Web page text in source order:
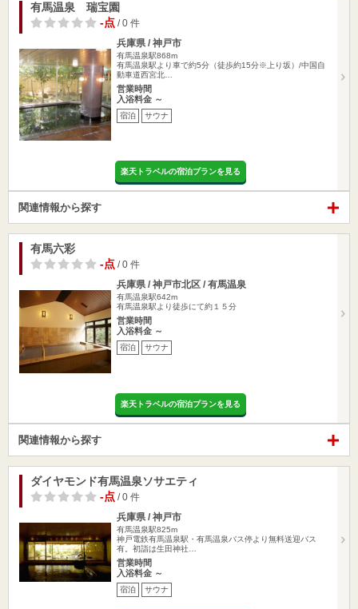
有馬温泉 瑞宝園
-点 / 0 件
兵庫県 / 神戸市
有馬温泉駅868m
有馬温泉駅より車で約5分（徒歩約15分※上り坂）/中国自
動車道西宮北…
営業時間
入浴料金 ～
宿泊 サウナ
楽天トラベルの宿泊プランを見る
関連情報から探す
有馬六彩
-点 / 0 件
兵庫県 / 神戸市北区 / 有馬温泉
有馬温泉駅642m
有馬温泉駅より徒歩にて約１５分
営業時間
入浴料金 ～
宿泊 サウナ
楽天トラベルの宿泊プランを見る
関連情報から探す
ダイヤモンド有馬温泉ソサエティ
-点 / 0 件
兵庫県 / 神戸市
有馬温泉駅825m
神戸電鉄有馬温泉駅・有馬温泉バス停より無料送迎バス
有。初詣は生田神社…
営業時間
入浴料金 ～
宿泊 サウナ